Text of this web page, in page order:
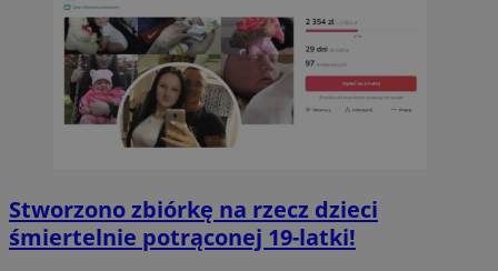
Stworzono zbiórkę na rzecz dzieci
śmiertelnie potrąconej 19-latki!